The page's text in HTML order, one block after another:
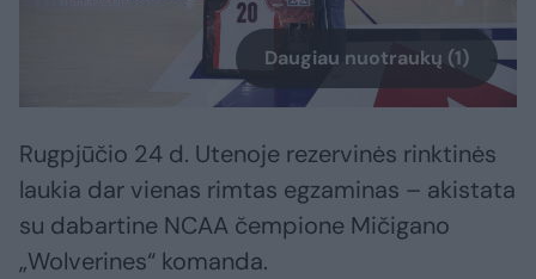
Daugiau nuotraukų (1)
Rugpjūčio 24 d. Utenoje rezervinės rinktinės
laukia dar vienas rimtas egzaminas – akistata
su dabartine NCAA čempione Mičigano
„Wolverines“ komanda.